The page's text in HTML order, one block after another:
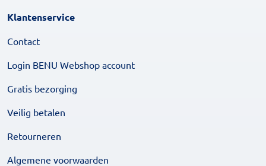
Klantenservice
Contact
Login BENU Webshop account
Gratis bezorging
Veilig betalen
Retourneren
Algemene voorwaarden